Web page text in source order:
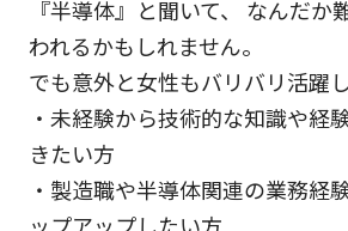
『半導体』と聞いて、 なんだ
われるかもしれません。
でも意外と女性もバリバリ活躍
・未経験から技術的な知識や経
きたい方
・製造職や半導体関連の業務経